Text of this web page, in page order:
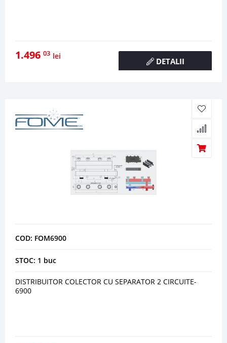
1.496 03 lei
DETALII
COD: FOM6900
STOC: 1 buc
DISTRIBUITOR COLECTOR CU SEPARATOR 2 CIRCUITE-
6900